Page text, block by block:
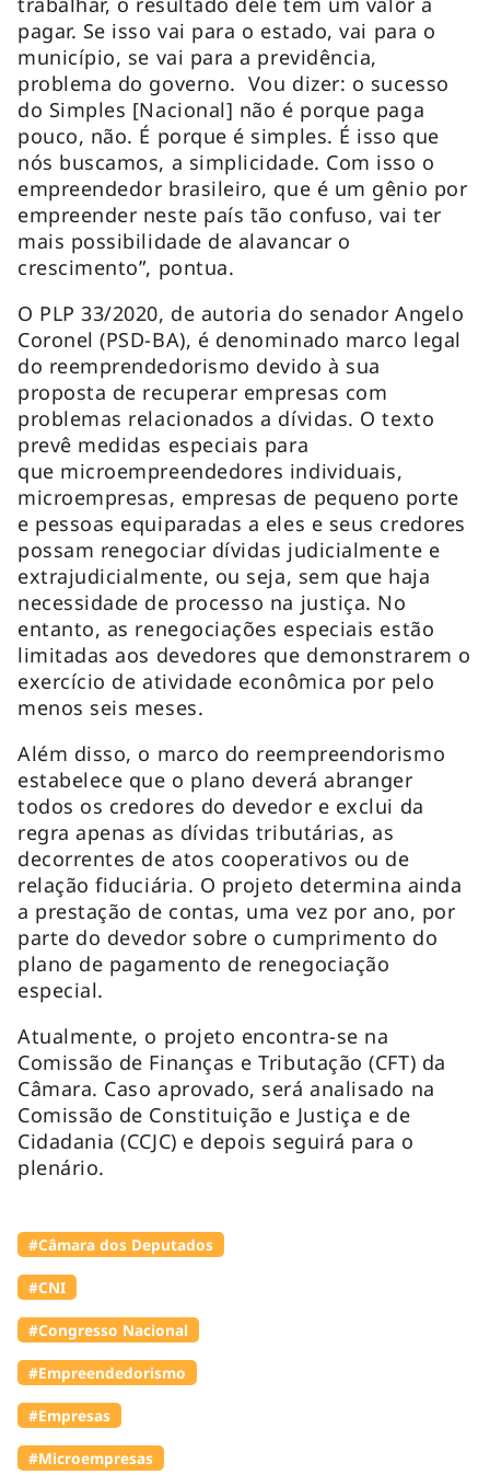
pagar. Se isso vai para o estado, vai para o
município, se vai para a previdência,
problema do governo. Vou dizer: o sucesso
do Simples [Nacional] não é porque paga
pouco, não. É porque é simples. É isso que
nós buscamos, a simplicidade. Com isso o
empreendedor brasileiro, que é um gênio por
empreender neste país tão confuso, vai ter
mais possibilidade de alavancar o
crescimento”, pontua.
O PLP 33/2020, de autoria do senador Angelo
Coronel (PSD-BA), é denominado marco legal
do reemprendedorismo devido à sua
proposta de recuperar empresas com
problemas relacionados a dívidas. O texto
prevê medidas especiais para
que microempreendedores individuais,
microempresas, empresas de pequeno porte
e pessoas equiparadas a eles e seus credores
possam renegociar dívidas judicialmente e
extrajudicialmente, ou seja, sem que haja
necessidade de processo na justiça. No
entanto, as renegociações especiais estão
limitadas aos devedores que demonstrarem o
exercício de atividade econômica por pelo
menos seis meses.
Além disso, o marco do reempreendorismo
estabelece que o plano deverá abranger
todos os credores do devedor e exclui da
regra apenas as dívidas tributárias, as
decorrentes de atos cooperativos ou de
relação fiduciária. O projeto determina ainda
a prestação de contas, uma vez por ano, por
parte do devedor sobre o cumprimento do
plano de pagamento de renegociação
especial.
Atualmente, o projeto encontra-se na
Comissão de Finanças e Tributação (CFT) da
Câmara. Caso aprovado, será analisado na
Comissão de Constituição e Justiça e de
Cidadania (CCJC) e depois seguirá para o
plenário.
#Câmara dos Deputados
#CNI
#Congresso Nacional
#Empreendedorismo
#Empresas
#Microempresas